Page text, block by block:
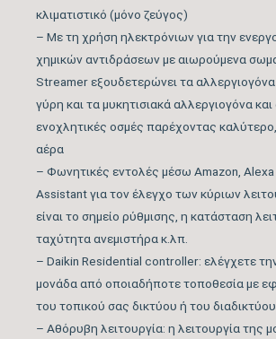
κλιματιστικό (μόνο ζεύγος)
– Με τη χρήση ηλεκτρόνιων για την
χημικών αντιδράσεων με αιωρούμενα
Streamer εξουδετερώνει τα
γύρη και τα μυκητισιακά αλλεργιογόνα
ενοχλητικές οσμές παρέχοντας
αέρα
– Φωνητικές εντολές μέσω Amazon,
Assistant για τον έλεγχο των κύριων
είναι το σημείο ρύθμισης, η κατάσταση
ταχύτητα ανεμιστήρα κ.λπ.
– Daikin Residential controller: ελέγχετε
μονάδα από οποιαδήποτε τοποθεσία με
του τοπικού σας δικτύου ή του διαδικτύου.
– Αθόρυβη λειτουργία: η λειτουργία της
Κάλυψη Χώρου έως …
(m2)
35
Κυβικά Μέτρα Κάλυψης
έως … (m3)
98
Ονομαστική Ψυκτική
Ικανότητα (BTU/h)
17.060
Εύρος Ψυκτικής
Ικανότητας (BTU/h)
Βαθμός Ενεργειακής
απόδοσης Ψύξης
7,33